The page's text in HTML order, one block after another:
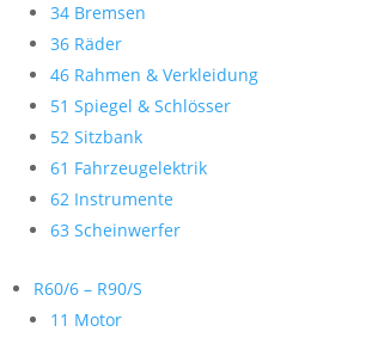
34 Bremsen
36 Räder
46 Rahmen & Verkleidung
51 Spiegel & Schlösser
52 Sitzbank
61 Fahrzeugelektrik
62 Instrumente
63 Scheinwerfer
R60/6 – R90/S
11 Motor